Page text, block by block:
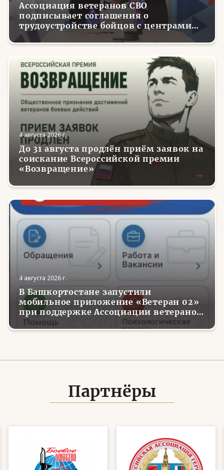
Ассоциация ветеранов СВО
подписывает соглашения о
трудоустройстве бойцов с центрами
занятости в регионах России
4 августа 2026 г.
До 31 августа продлён приём заявок на
соискание Всероссийской премии
«Возвращение»
4 августа 2026 г.
В Башкортостане запустили
мобильное приложение «Ветеран 02»
при поддержке Ассоциации ветеранов
СВО
Партнёры